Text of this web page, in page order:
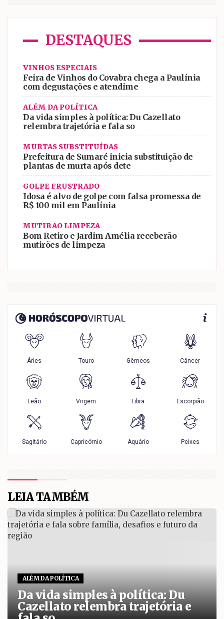
DESTAQUES
VINHOS ESPECIAIS
Feira de Vinhos do Covabra chega a Paulínia
com degustações e atendime
ALÉM DA POLÍTICA
Da vida simples à política: Du Cazellato
relembra trajetória e fala so
MURTAS SUBSTITUÍDAS
Prefeitura de Sumaré inicia substituição de
plantas de murta após dete
GOLPE FRUSTRADO
Idosa é alvo de golpe com falsa promessa de
R$ 100 mil em Paulínia
MUTIRÃO LIMPEZA
Bom Retiro e Jardim Amélia receberão
mutirões de limpeza
LEIA TAMBÉM
ALÉM DA POLÍTICA
Da vida simples à política: Du
Cazellato relembra trajetória e